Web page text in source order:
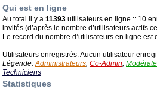
Qui est en ligne
Au total il y a 11393 utilisateurs en ligne :: 10
invités (d’après le nombre d’utilisateurs actifs
Le record du nombre d’utilisateurs en ligne est
Utilisateurs enregistrés: Aucun utilisateur
Légende:Administrateurs, Co-Admin,
Techniciens
Statistiques